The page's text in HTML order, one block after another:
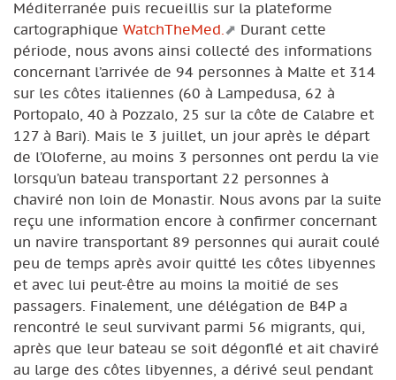
Méditerranée puis recueillis sur la plateforme
cartographique WatchTheMed.
Durant cette
période, nous avons ainsi collecté des informations
concernant l’arrivée de 94 personnes à Malte et 314
sur les côtes italiennes (60 à Lampedusa, 62 à
Portopalo, 40 à Pozzalo, 25 sur la côte de Calabre et
127 à Bari). Mais le 3 juillet, un jour après le départ
de l’Oloferne, au moins 3 personnes ont perdu la vie
lorsqu’un bateau transportant 22 personnes à
chaviré non loin de Monastir. Nous avons par la suite
reçu une information encore à confirmer concernant
un navire transportant 89 personnes qui aurait coulé
peu de temps après avoir quitté les côtes libyennes
et avec lui peut-être au moins la moitié de ses
passagers. Finalement, une délégation de B4P a
rencontré le seul survivant parmi 56 migrants, qui,
après que leur bateau se soit dégonflé et ait chaviré
au large des côtes libyennes, a dérivé seul pendant